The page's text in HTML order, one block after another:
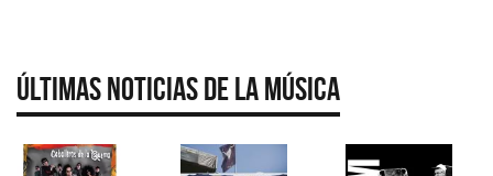
Últimas Noticias de la Música